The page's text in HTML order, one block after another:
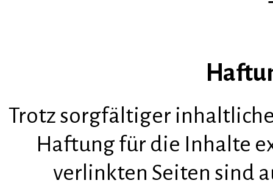
Trotz sorgfältiger
Haftung für die Inhalte
verlinkten Seiten sind